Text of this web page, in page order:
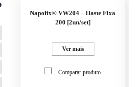
Napofix® VW204 – Haste Fixa
200 [2un/set]
Ver mais
Comparar produto